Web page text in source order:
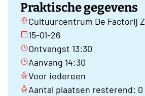
Praktische gegevens
Cultuurcentrum De Factorij
15-01-26
Ontvangst 13:30
Aanvang 14:30
Voor iedereen
Aantal plaatsen resterend: 0